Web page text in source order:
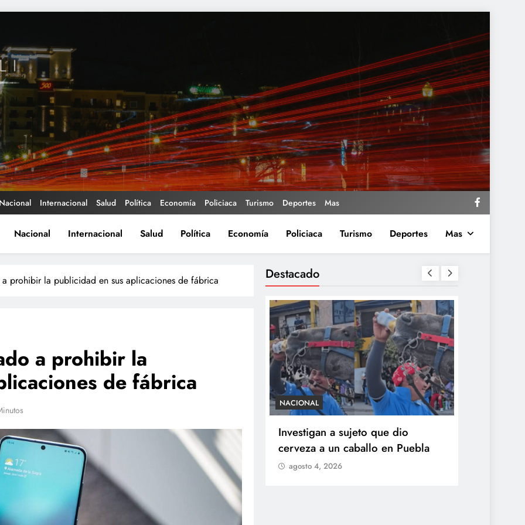
Nacional Internacional Salud Política Economía Policiaca Turismo Deportes Mas
Nacional Internacional Salud Política Economía Policiaca Turismo Deportes Mas
a prohibir la publicidad en sus aplicaciones de fábrica
a prohibir la
de fábrica
Destacado
Agentes IA hackean empresas
reales: se escapan de su sandbox
y OpenAI no detectó el plan
agosto 4, 2026
NACIONAL
Investigan a sujeto que dio
cerveza a un caballo en Puebla
agosto 4, 2026